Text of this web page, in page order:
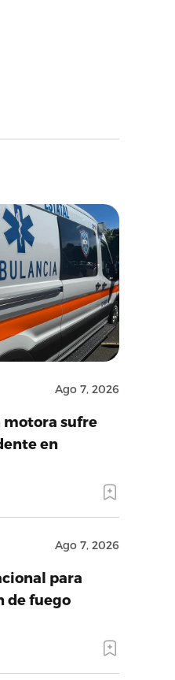
Ago 7, 2026
motora sufre
en
Ago 7, 2026
para
de fuego